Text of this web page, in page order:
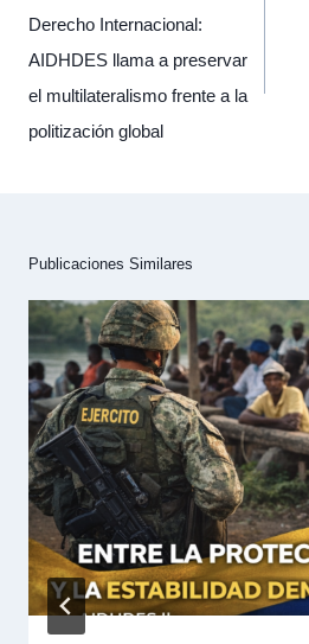
Derecho Internacional:
AIDHDES llama a preservar
el multilateralismo frente a la
politización global
Publicaciones Similares